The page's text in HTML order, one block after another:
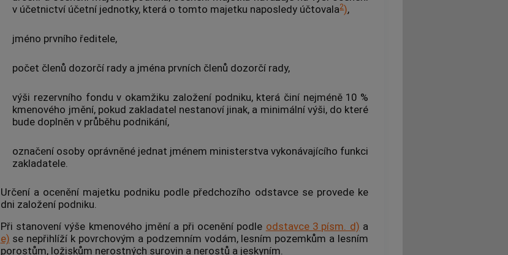
v účetnictví účetní jednotky, která o tomto majetku naposledy účtovala2),
jméno prvního ředitele,
počet členů dozorčí rady a jména prvních členů dozorčí rady,
výši rezervního fondu v okamžiku založení podniku, která činí nejméně 10 %
kmenového jmění, pokud zakladatel nestanoví jinak, a minimální výši, do které
bude doplněn v průběhu podnikání,
označení osoby oprávněné jednat jménem ministerstva vykonávajícího funkci
zakladatele.
Určení a ocenění majetku podniku podle předchozího odstavce se provede ke
dni založení podniku.
Při stanovení výše kmenového jmění a při ocenění podle odstavce 3 písm. d) a
e) se nepřihlíží k povrchovým a podzemním vodám, lesním pozemkům a lesním
porostům, ložiskům nerostných surovin a nerostů a jeskyním.